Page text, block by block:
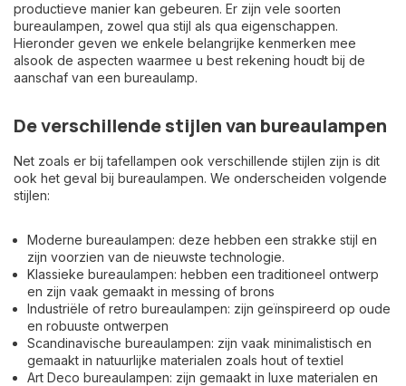
productieve manier kan gebeuren. Er zijn vele soorten
bureaulampen, zowel qua stijl als qua eigenschappen.
Hieronder geven we enkele belangrijke kenmerken mee
alsook de aspecten waarmee u best rekening houdt bij de
aanschaf van een bureaulamp.
De verschillende stijlen van bureaulampen
Net zoals er bij tafellampen ook verschillende stijlen zijn is dit
ook het geval bij bureaulampen. We onderscheiden volgende
stijlen:
Moderne bureaulampen: deze hebben een strakke stijl en
zijn voorzien van de nieuwste technologie.
Klassieke bureaulampen: hebben een traditioneel ontwerp
en zijn vaak gemaakt in messing of brons
Industriële of retro bureaulampen: zijn geïnspireerd op oude
en robuuste ontwerpen
Scandinavische bureaulampen: zijn vaak minimalistisch en
gemaakt in natuurlijke materialen zoals hout of textiel
Art Deco bureaulampen: zijn gemaakt in luxe materialen en